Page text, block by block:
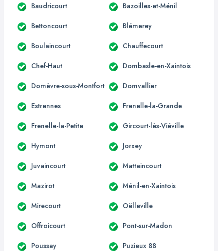
Baudricourt Bazoilles-et-Ménil
Bettoncourt Blémerey
Boulaincourt Chauffecourt
Chef-Haut Dombasle-en-Xaintois
Domèvre-sous-Montfort Domvallier
Estrennes Frenelle-la-Grande
Frenelle-la-Petite Gircourt-lès-Viéville
Hymont Jorxey
Juvaincourt Mattaincourt
Mazirot Ménil-en-Xaintois
Mirecourt Oëlleville
Offroicourt Pont-sur-Madon
Poussay Puzieux 88